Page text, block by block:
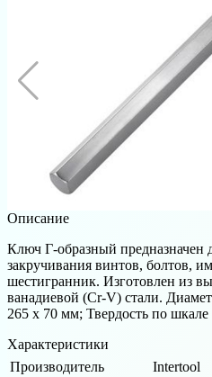
Описание
Ключ Г-образный предназначен
закручивания винтов, болтов,
шестигранник. Изготовлен из
ванадиевой (Cr-V) стали.
265 х 70 мм; Твердость по
Характеристики
Производитель
Intertool